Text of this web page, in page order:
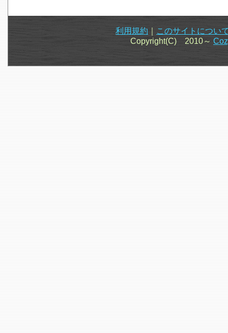
利用規約
このサイトについ
Copyright(C) 2010～